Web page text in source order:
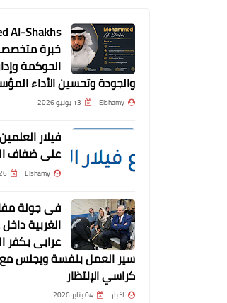
....
الثامنة-ايبرو شاهين-
الاول كاملة -
الحلقة 8 مترجمة أونلاين
أخبار
اشتاقك بجنون
خبرة
الحوكمة
والجودة وتحسين الأداء
Elshamy 13 يونيو 2026
فيلار
على ضفاف
Elshamy
26
فى جولة
الغربية
عرابى بكفر
سير العمل بنفسة ويجلس
كراسي الإنتظار
اخبار 04 يناير 2026